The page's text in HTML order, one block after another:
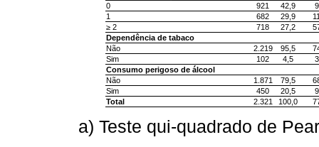
0
921 42,9
9
1
682 29,9
≥ 2
718 27,2
Dependência de tabaco
Não
2.219 95,5
Sim
102 4,5
3
Consumo perigoso de álcool
Não
1.871 79,5
Sim
450 20,5
9
Total
2.321 100,0
a) Teste qui-quadrado de